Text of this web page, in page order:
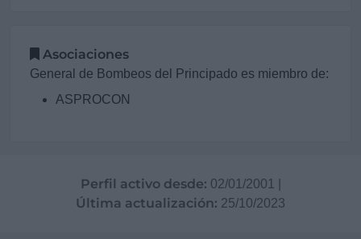
Asociaciones
General de Bombeos del Principado es miembro de:
ASPROCON
Perfil activo desde: 02/01/2001
Última actualización: 25/10/2023